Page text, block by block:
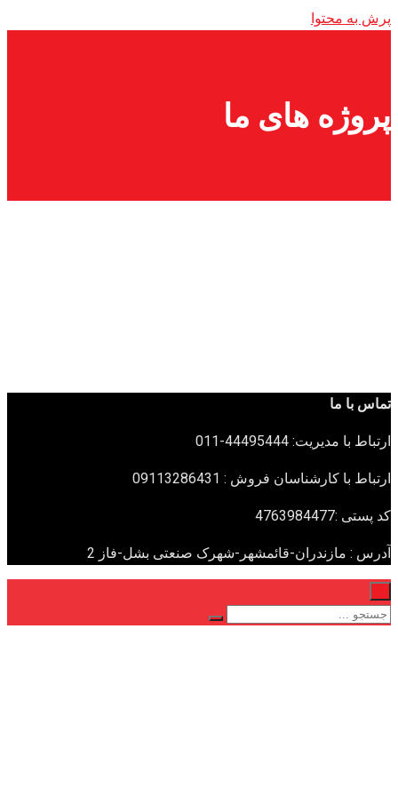
پرش به محتوا
پروژه های ما
تماس با ما
ارتباط با مدیریت: 44495444-011
ارتباط با کارشناسان فروش : 09113286431
کد پستی :4763984477
آدرس : مازندران-قائمشهر-شهرک صنعتی بشل-فاز 2